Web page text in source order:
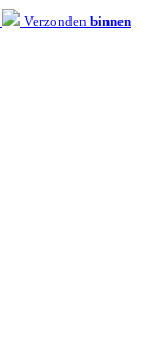
Verzonden binnen